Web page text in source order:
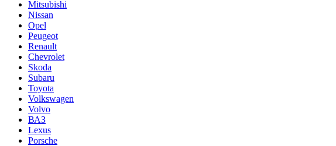
Mitsubishi
Nissan
Opel
Peugeot
Renault
Chevrolet
Skoda
Subaru
Toyota
Volkswagen
Volvo
ВАЗ
Lexus
Porsche